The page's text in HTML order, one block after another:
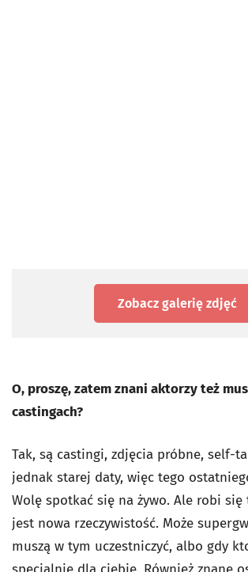
Zobacz galerię zdjęć
O, proszę, zatem znani aktorzy też
castingach?
Tak, są castingi, zdjęcia próbne, self-
jednak starej daty, więc tego
Wolę spotkać się na żywo. Ale robi się
jest nowa rzeczywistość. Może
muszą w tym uczestniczyć, albo gdy